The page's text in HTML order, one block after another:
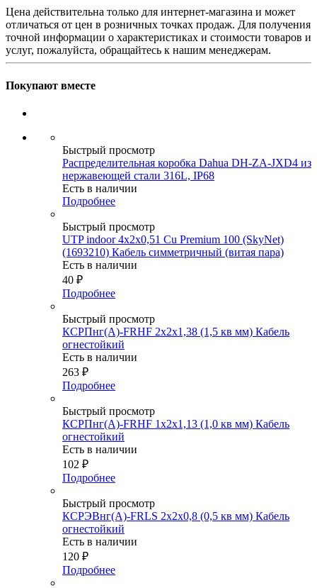
Цена действительна только для интернет-магазина и может
отличаться от цен в розничных точках продаж. Для получения
точной информации о характеристиках и стоимости товаров и
услуг, пожалуйста, обращайтесь к нашим менеджерам.
Покупают вместе
Быстрый просмотр
Распределительная коробка Dahua DH-ZA-JXD4 из
нержавеющей стали 316L, IP68
Есть в наличии
Подробнее
Быстрый просмотр
UTP indoor 4x2x0,51 Cu Premium 100 (SkyNet)
(1693210) Кабель симметричный (витая пара)
Есть в наличии
40 ₽
Подробнее
Быстрый просмотр
КСРПнг(А)-FRHF 2х2х1,38 (1,5 кв мм) Кабель
огнестойкий
Есть в наличии
263 ₽
Подробнее
Быстрый просмотр
КСРПнг(А)-FRHF 1х2х1,13 (1,0 кв мм) Кабель
огнестойкий
Есть в наличии
102 ₽
Подробнее
Быстрый просмотр
КСРЭВнг(А)-FRLS 2х2х0,8 (0,5 кв мм) Кабель
огнестойкий
Есть в наличии
120 ₽
Подробнее